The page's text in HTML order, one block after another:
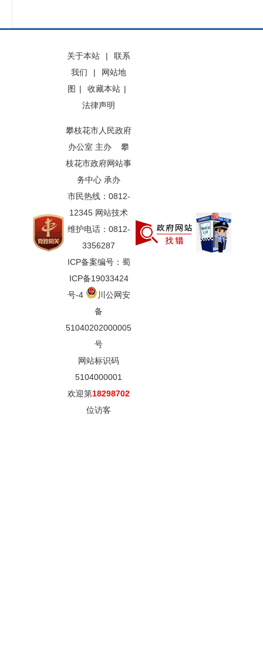
关于本站 |
联系
我们
|
网站地
图 | 收藏本站 |
法律声明
攀枝花市人民政府
办公室 主办 攀
枝花市政府网站事
务中心 承办
市民热线：0812-
12345 网站技术
维护电话：0812-
3356287
ICP备案编号：蜀
ICP备19033424
号-4
川公网安
备
51040202000005
号
网站标识码
5104000001
欢迎第18298702
位访客